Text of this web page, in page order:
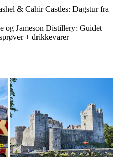
& Cahir Castles: Dagstur fra
og Jameson Distillery: Guidet
+ drikkevarer